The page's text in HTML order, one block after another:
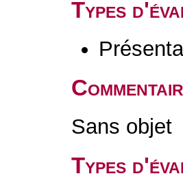
Types
Sans objet
Types